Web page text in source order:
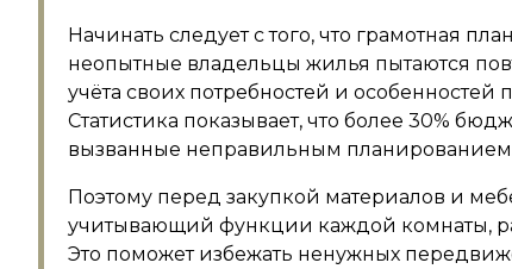
Начинать следует с того, что грамотная
неопытные владельцы жилья пытаются
учёта своих потребностей и
Статистика показывает, что более 30%
вызванные неправильным
Поэтому перед закупкой материалов и
учитывающий функции каждой комнаты,
Это поможет избежать ненужных